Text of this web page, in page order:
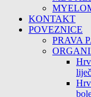
KONTAKT
POVEZNICE
PRAVA